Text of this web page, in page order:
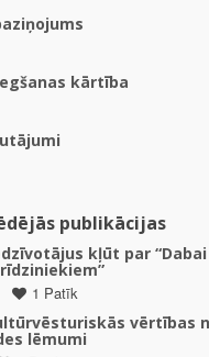
kārtība
publikācijas
kļūt par “Dabai
1 Patīk
vērtības
lēmumi